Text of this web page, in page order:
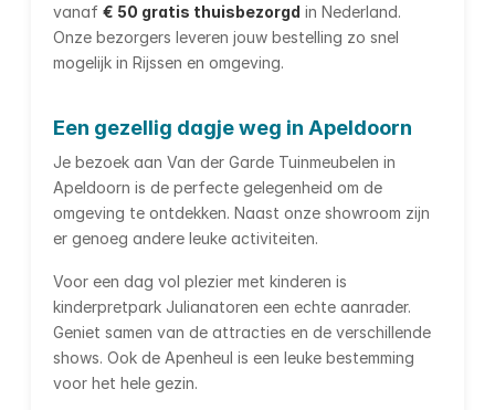
vanaf € 50 gratis thuisbezorgd in Nederland.
Onze bezorgers leveren jouw bestelling zo snel
mogelijk in Rijssen en omgeving.
Een gezellig dagje weg in Apeldoorn
Je bezoek aan Van der Garde Tuinmeubelen in
Apeldoorn is de perfecte gelegenheid om de
omgeving te ontdekken. Naast onze showroom zijn
er genoeg andere leuke activiteiten.
Voor een dag vol plezier met kinderen is
kinderpretpark Julianatoren een echte aanrader.
Geniet samen van de attracties en de verschillende
shows. Ook de Apenheul is een leuke bestemming
voor het hele gezin.